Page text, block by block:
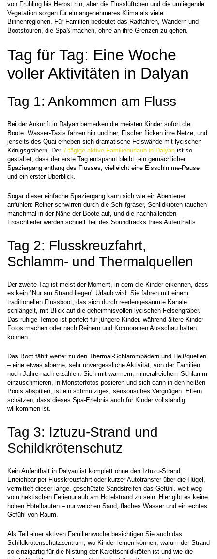
von Frühling bis Herbst hin, aber die Flusslüftchen und die umliegende
Vegetation sorgen für ein angenehmeres Klima als viele
Binnenregionen. Für Familien bedeutet das Radfahren, Wandern und
Bootstouren, die Spaß machen, ohne an ihre Grenzen zu gehen.
Tag für Tag: Eine Woche
voller Aktivitäten in Dalyan
Tag 1: Ankommen am Fluss
Bei der Ankunft in Dalyan bemerken die meisten Kinder sofort die
Boote. Wasser-Taxis fahren hin und her, Fischer flicken ihre Netze, und
jenseits des Quai erheben sich dramatische Felswände mit lycischen
Königsgräbern. Der 7-tägige aktive Familienurlaub in Dalyan ist so
gestaltet, dass der erste Tag entspannt bleibt: ein gemächlicher
Spaziergang entlang des Flusses, vielleicht eine Eisschlmme-Pause
und ein erster Überblick.
Sogar dieser einfache Spaziergang kann sich wie ein Abenteuer
anfühlen: Reiher schwirren durch die Schilfgräser, Schildkröten tauchen
manchmal in der Nähe der Boote auf, und die nachhallenden
Froschlieder werden schnell Teil des Soundtracks Ihres Aufenthalts.
Tag 2: Flusskreuzfahrt,
Schlamm- und Thermalquellen
Der zweite Tag ist meist der Moment, in dem die Kinder erkennen, dass
es kein "Nur am Strand liegen" Urlaub wird. Sie fahren mit einem
traditionellen Flussboot, das sich durch reedengesäumte Kanäle
schlängelt, mit Blick auf die geheimnisvollen lycischen Felsengräber.
Das ruhige Tempo ist perfekt für jüngere Kinder, während ältere Kinder
Fotos machen oder nach Reihern und Kormoranen Ausschau halten
können.
Das Boot fährt weiter zu den Thermal-Schlammbädern und Heißquellen
– eine etwas alberne, sehr unvergessliche Aktivität, von der Familien
noch Jahre nach erzählen. Sich mit warmem, mineralreichem Schlamm
einzuschmieren, in Monsterfotos posieren und sich dann in den heißen
Pools abspülen, ist ein schmutziges, sensorisches Vergnügen. Eltern
schätzen, dass dieses Spa-Erlebnis auch für Kinder vollständig
willkommen ist.
Tag 3: Iztuzu-Strand und
Schildkrötenschutz
Kein Aufenthalt in Dalyan ist komplett ohne den Iztuzu-Strand.
Erreichbar per Flusskreuzfahrt oder kurzer Autotransfer über die Hügel,
vermittelt dieser lange, geschützte Sandstreifen das Gefühl, weit weg
vom hektischen Ferienurlaub am Hotelstrand zu sein. Hier gibt es keine
hohen Hotelbauten – nur weichen Sand, flaches Wasser und ein echtes
Gefühl von Raum.
Als Teil einer aktiven Familienwoche besichtigen Sie auch das
Schildkrötenschutzzentrum, wo Kinder lernen können, warum der Strand
so einzigartig für die Nistung der Karettschildkröten ist und wie die